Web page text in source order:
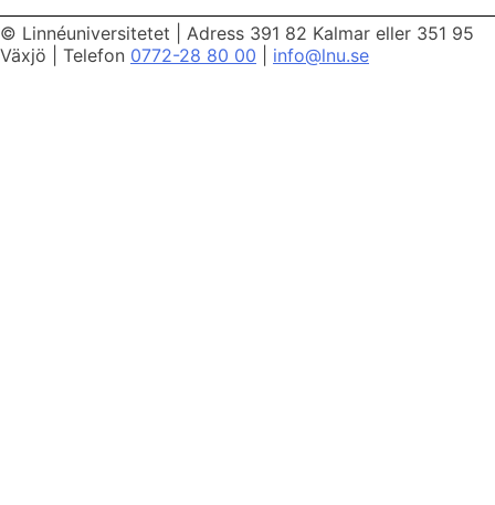
© Linnéuniversitetet
Adress 391 82 Kalmar eller 351 95
Växjö
Telefon 0772-28 80 00 info@lnu.se